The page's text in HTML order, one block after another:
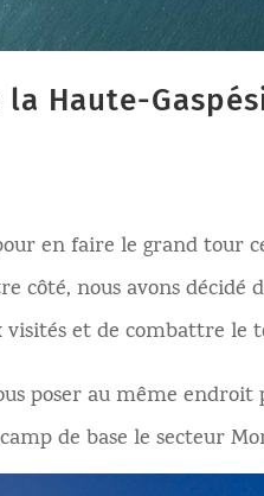
Haute-
en faire le grand tour
côté, nous avons décidé
et de combattre le
poser au même
de base le secteur